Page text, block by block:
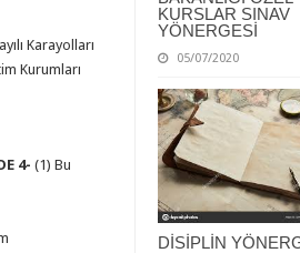
KURSLAR SINAV
YÖNERGESİ
05/07/2020
DİSİPLİN
Karayolları
Kurumları
4- (1) Bu